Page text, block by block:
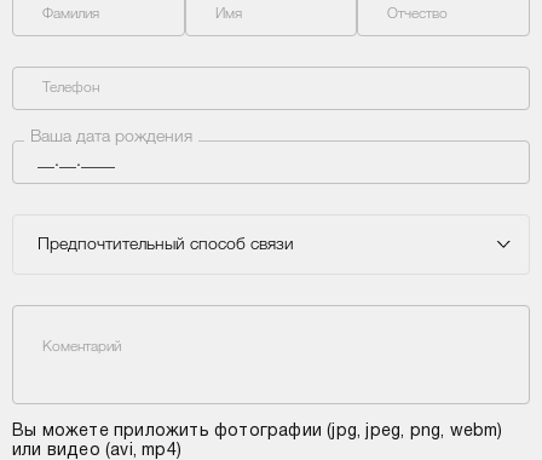
Фамилия Имя Отчество
Телефон
Ваша дата рождения
Предпочтительный способ связи
Коментарий
Вы можете приложить фотографии (jpg, jpeg, png, webm)
или видео (avi, mp4)